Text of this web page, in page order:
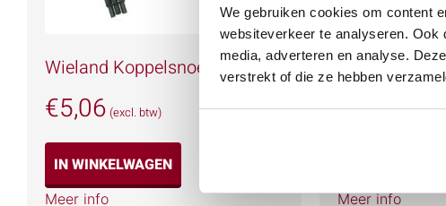
We gebruiken cookies om content
websiteverkeer te analyseren.
media, adverteren en analyse.
verstrekt of die ze hebben
Wieland Koppelsnoer 10mtr.
€5,06 (excl. btw)
IN WINKELWAGEN
Meer info
Wieland
€2,53(excl.
Meer info